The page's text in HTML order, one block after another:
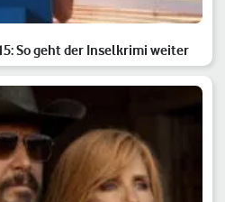
So geht der Inselkrimi weiter